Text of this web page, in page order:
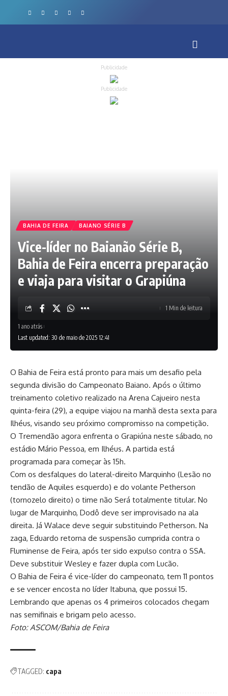
Publicidade
Publicidade
BAHIA DE FEIRA BAIANO SÉRIE B
Vice-líder no Baianão Série B,
Bahia de Feira encerra preparação
e viaja para visitar o Grapiúna
Last updated: 30 de maio de 2025 12:41
1 ano atrás
1 Min de leitura
O Bahia de Feira está pronto para mais um desafio pela
segunda divisão do Campeonato Baiano. Após o último
treinamento coletivo realizado na Arena Cajueiro nesta
quinta-feira (29), a equipe viajou na manhã desta sexta para
Ilhéus, visando seu próximo compromisso na competição.
O Tremendão agora enfrenta o Grapiúna neste sábado, no
estádio Mário Pessoa, em Ilhéus. A partida está
programada para começar às 15h.
Com os desfalques do lateral-direito Marquinho (Lesão no
tendão de Aquiles esquerdo) e do volante Petherson
(tornozelo direito) o time não Será totalmente titular. No
lugar de Marquinho, Dodô deve ser improvisado na ala
direita. Já Walace deve seguir substituindo Petherson. Na
zaga, Eduardo retorna de suspensão cumprida contra o
Fluminense de Feira, após ter sido expulso contra o SSA.
Deve substituir Wesley e fazer dupla com Lucão.
O Bahia de Feira é vice-líder do campeonato, tem 11 pontos
e se vencer encosta no líder Itabuna, que possui 15.
Lembrando que apenas os 4 primeiros colocados chegam
nas semifinais e brigam pelo acesso.
Foto: ASCOM/Bahia de Feira
TAGGED: capa